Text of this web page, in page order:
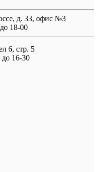
д. 33, офис №3
18-00
6, стр. 5
16-30